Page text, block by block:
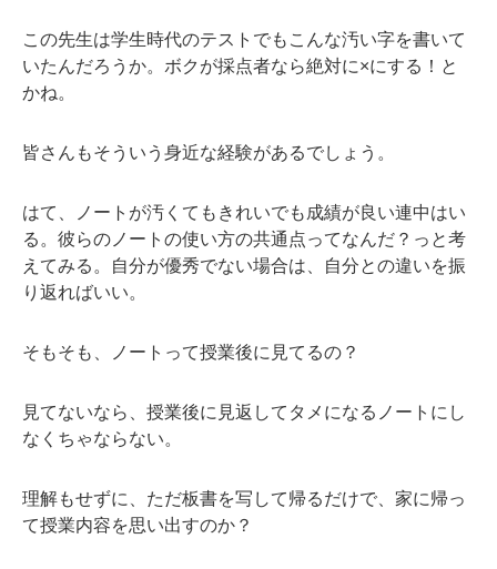
この先生は学生時代のテストでもこんな汚い字を書いて
いたんだろうか。ボクが採点者なら絶対に×にする！と
かね。
皆さんもそういう身近な経験があるでしょう。
はて、ノートが汚くてもきれいでも成績が良い連中はい
る。彼らのノートの使い方の共通点ってなんだ？っと考
えてみる。自分が優秀でない場合は、自分との違いを振
り返ればいい。
そもそも、ノートって授業後に見てるの？
見てないなら、授業後に見返してタメになるノートにし
なくちゃならない。
理解もせずに、ただ板書を写して帰るだけで、家に帰っ
て授業内容を思い出すのか？